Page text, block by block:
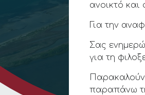
ανοικτό και
Για την
Σας
για τη
παραπάνω